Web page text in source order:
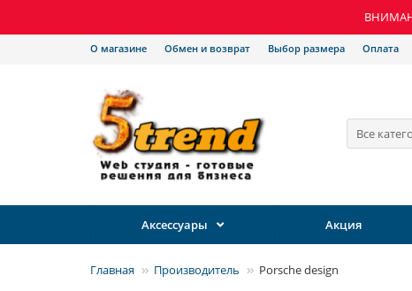
О магазине Обмен и возврат Выбор размера Оплата
Все
Аксессуары Акция
Главная Производитель Porsche design